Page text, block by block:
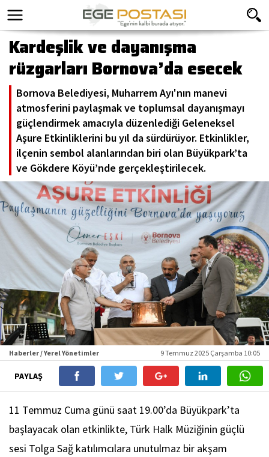
Kardeşlik ve dayanışma
rüzgarları Bornova’da esecek
Bornova Belediyesi, Muharrem Ayı'nın manevi
atmosferini paylaşmak ve toplumsal dayanışmayı
güçlendirmek amacıyla düzenlediği Geleneksel
Aşure Etkinliklerini bu yıl da sürdürüyor. Etkinlikler,
ilçenin sembol alanlarından biri olan Büyükpark’ta
ve Gökdere Köyü’nde gerçekleştirilecek.
Haberler / Yerel Yönetimler 9 Temmuz 2025 Çarşamba 10:05
PAYLAŞ
11 Temmuz Cuma günü saat 19.00’da Büyükpark’ta
başlayacak olan etkinlikte, Türk Halk Müziğinin güçlü
sesi Tolga Sağ katılımcılara unutulmaz bir akşam